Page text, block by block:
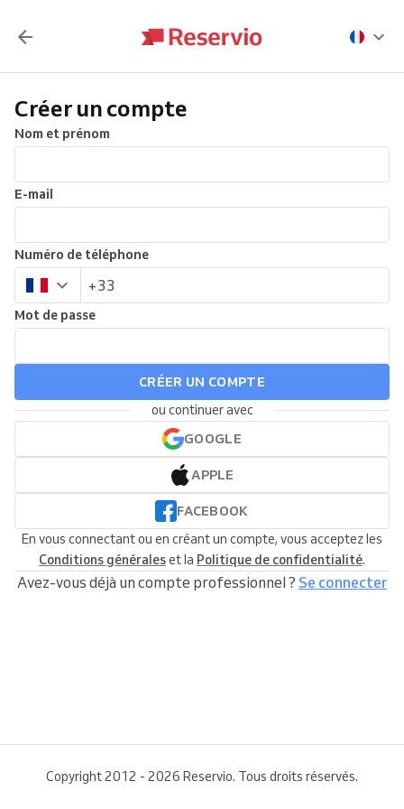
Créer un compte
Nom et prénom
E-mail
Numéro de téléphone
Mot de passe
CRÉER UN COMPTE
ou continuer avec
GOOGLE
APPLE
FACEBOOK
En vous connectant ou en créant un compte, vous acceptez les
Conditions généraleset la Politique de confidentialité.
Avez-vous déjà un compte professionnel ? Se connecter
Copyright 2012 - 2026 Reservio. Tous droits réservés.